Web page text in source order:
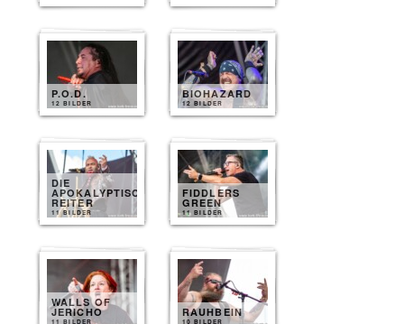
P.O.D.
12 BILDER
BIOHAZARD
12 BILDER
DIE
APOKALYPTISCHEN
REITER
11 BILDER
FIDDLERS
GREEN
11 BILDER
WALLS OF
JERICHO
11 BILDER
RAUHBEIN
10 BILDER